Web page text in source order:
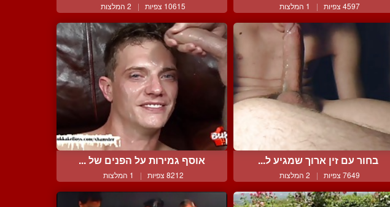
4597 צפיות | 1 המלצות 10615 צפיות | 2 המלצות
בחור עם זין ארוך שמגיע ל...
7649 צפיות | 2 המלצות
אוסף גמירות על הפנים של ...
8212 צפיות | 1 המלצות